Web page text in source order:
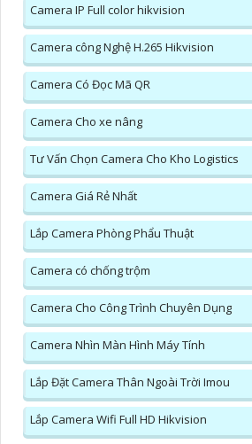
Camera IP Full color hikvision
Camera công Nghệ H.265 Hikvision
Camera Có Đọc Mã QR
Camera Cho xe nâng
Tư Vấn Chọn Camera Cho Kho Logistics
Camera Giá Rẻ Nhất
Lắp Camera Phòng Phẩu Thuật
Camera có chống trộm
Camera Cho Công Trình Chuyên Dụng
Camera Nhìn Màn Hình Máy Tính
Lắp Đặt Camera Thân Ngoài Trời Imou
Lắp Camera Wifi Full HD Hikvision